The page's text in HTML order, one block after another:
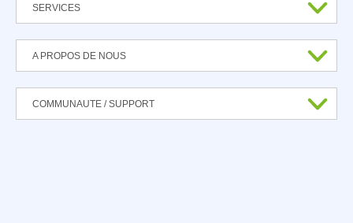
SERVICES
A PROPOS DE NOUS
COMMUNAUTE / SUPPORT